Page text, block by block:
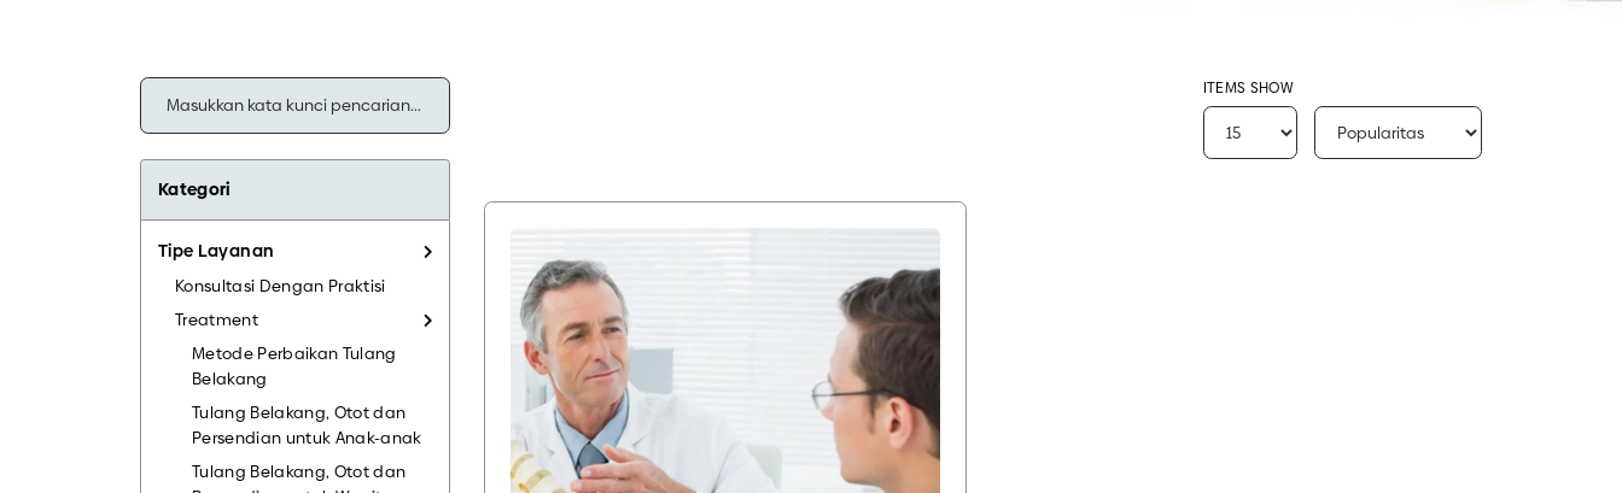
Kategori
Tipe Layanan
Konsultasi Dengan Praktisi
Treatment
Metode Perbaikan Tulang
Belakang
Tulang Belakang, Otot dan
Persendian untuk Anak-anak
Tulang Belakang, Otot dan
ITEMS SHOW